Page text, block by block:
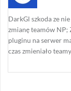
DarkGl szkoda ze
zmianę teamów NP;
pluginu na serwer
czas zmieniało